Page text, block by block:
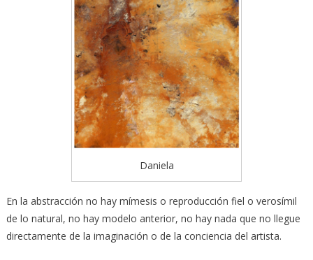
Daniela
En la abstracción no hay mímesis o reproducción fiel o verosímil
de lo natural, no hay modelo anterior, no hay nada que no llegue
directamente de la imaginación o de la conciencia del artista.